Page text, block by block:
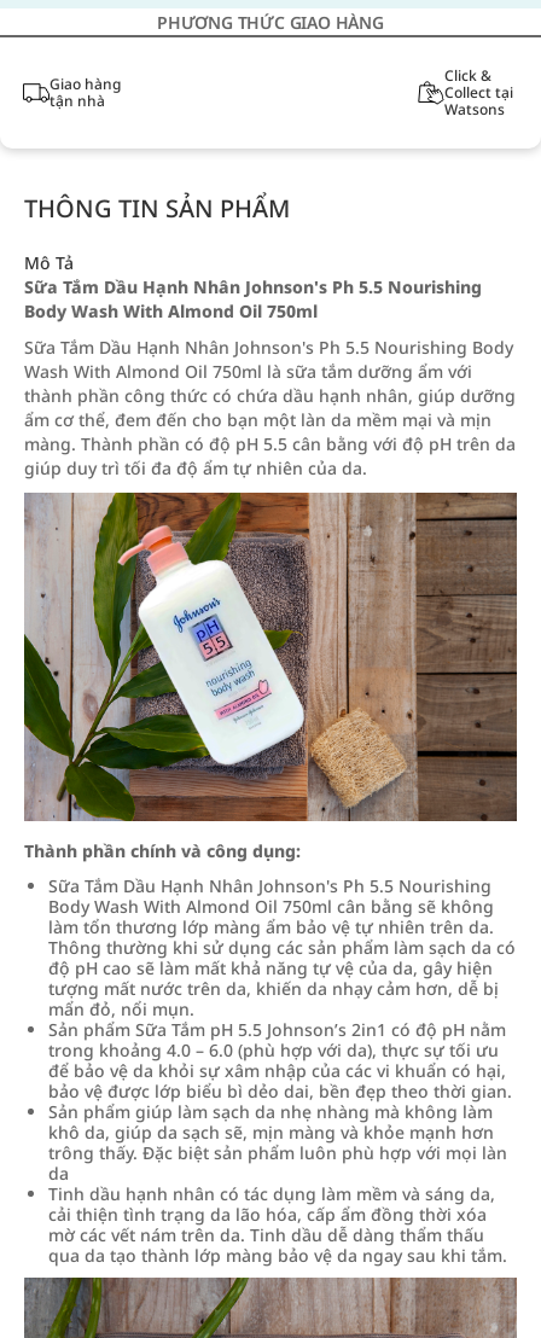
PHƯƠNG THỨC GIAO HÀNG
Giao hàng
tận nhà
Click &
Collect tại
Watsons
THÔNG TIN SẢN PHẨM
Mô Tả
Sữa Tắm Dầu Hạnh Nhân Johnson's Ph 5.5 Nourishing
Body Wash With Almond Oil 750ml
Sữa Tắm Dầu Hạnh Nhân Johnson's Ph 5.5 Nourishing Body
Wash With Almond Oil 750ml là sữa tắm dưỡng ẩm với
thành phần công thức có chứa dầu hạnh nhân, giúp dưỡng
ẩm cơ thể, đem đến cho bạn một làn da mềm mại và mịn
màng. Thành phần có độ pH 5.5 cân bằng với độ pH trên da
giúp duy trì tối đa độ ẩm tự nhiên của da.
Thành phần chính và công dụng:
Sữa Tắm Dầu Hạnh Nhân Johnson's Ph 5.5 Nourishing
Body Wash With Almond Oil 750ml cân bằng sẽ không
làm tổn thương lớp màng ẩm bảo vệ tự nhiên trên da.
Thông thường khi sử dụng các sản phẩm làm sạch da có
độ pH cao sẽ làm mất khả năng tự vệ của da, gây hiện
tượng mất nước trên da, khiến da nhạy cảm hơn, dễ bị
mẩn đỏ, nổi mụn.
Sản phẩm Sữa Tắm pH 5.5 Johnson’s 2in1 có độ pH nằm
trong khoảng 4.0 – 6.0 (phù hợp với da), thực sự tối ưu
để bảo vệ da khỏi sự xâm nhập của các vi khuẩn có hại,
bảo vệ được lớp biểu bì dẻo dai, bền đẹp theo thời gian.
Sản phẩm giúp làm sạch da nhẹ nhàng mà không làm
khô da, giúp da sạch sẽ, mịn màng và khỏe mạnh hơn
trông thấy. Đặc biệt sản phẩm luôn phù hợp với mọi làn
da
Tinh dầu hạnh nhân có tác dụng làm mềm và sáng da,
cải thiện tình trạng da lão hóa, cấp ẩm đồng thời xóa
mờ các vết nám trên da. Tinh dầu dễ dàng thẩm thấu
qua da tạo thành lớp màng bảo vệ da ngay sau khi tắm.